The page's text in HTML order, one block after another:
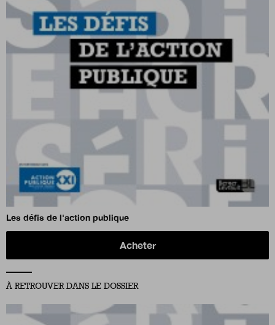
Les défis de l'action publique
Acheter
À RETROUVER DANS LE DOSSIER